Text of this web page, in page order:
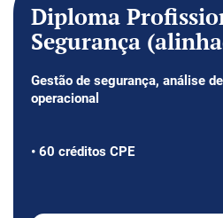
Diploma
Segurança
Gestão de segurança, análise
operacional
• 60 créditos CPE